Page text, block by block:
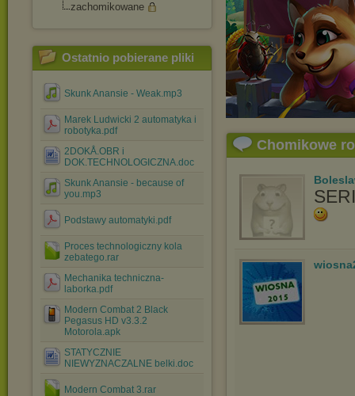
zachomikowane
Ostatnio pobierane pliki
Skunk Anansie - Weak.mp3
Marek Ludwicki 2 automatyka i
robotyka.pdf
2DOKÅ.OBR i
DOK.TECHNOLOGICZNA.doc
Skunk Anansie - because of
you.mp3
Podstawy automatyki.pdf
Proces technologiczny kola
zebatego.rar
Mechanika techniczna-
laborka.pdf
Modern Combat 2 Black
Pegasus HD v3.3.2
Motorola.apk
STATYCZNIE
NIEWYZNACZALNE belki.doc
Modern Combat 3.rar
Chomikowe